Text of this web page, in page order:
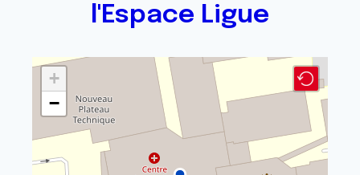
l'Espace Ligue
+
−